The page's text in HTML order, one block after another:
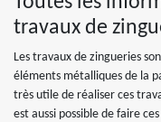
travaux de
Les travaux de zingueries
éléments métalliques de la
très utile de réaliser ces
est aussi possible de faire